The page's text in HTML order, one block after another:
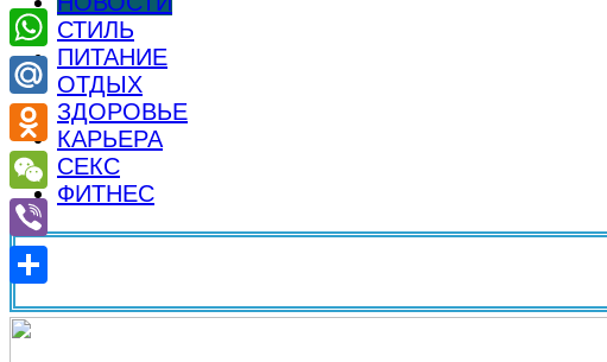
СТИЛЬ
ПИТАНИЕ
ОТДЫХ
ЗДОРОВЬЕ
КАРЬЕРА
СЕКС
ФИТНЕС
Twitter
WhatsApp
Mail.Ru
Odnoklassniki
WeChat
Viber
Отправить